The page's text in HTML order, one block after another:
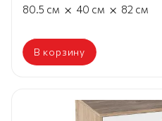
80.5 см × 40 см × 82 см
В корзину